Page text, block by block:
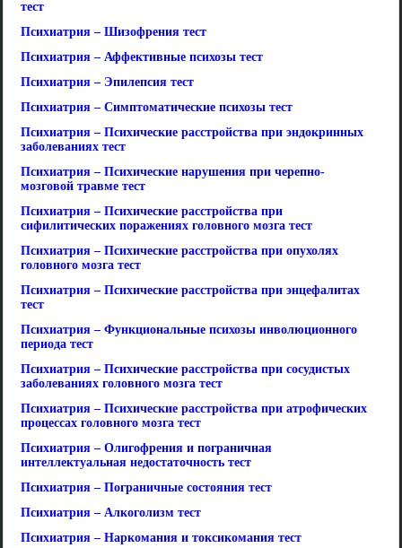
тест
Психиатрия – Шизофрения тест
Психиатрия – Аффективные психозы тест
Психиатрия – Эпилепсия тест
Психиатрия – Симптоматические психозы тест
Психиатрия – Психические расстройства при эндокринных
заболеваниях тест
Психиатрия – Психические нарушения при черепно-
мозговой травме тест
Психиатрия – Психические расстройства при
сифилитических поражениях головного мозга тест
Психиатрия – Психические расстройства при опухолях
головного мозга тест
Психиатрия – Психические расстройства при энцефалитах
тест
Психиатрия – Функциональные психозы инволюционного
периода тест
Психиатрия – Психические расстройства при сосудистых
заболеваниях головного мозга тест
Психиатрия – Психические расстройства при атрофических
процессах головного мозга тест
Психиатрия – Олигофрения и пограничная
интеллектуальная недостаточность тест
Психиатрия – Пограничные состояния тест
Психиатрия – Алкоголизм тест
Психиатрия – Наркомания и токсикомания тест